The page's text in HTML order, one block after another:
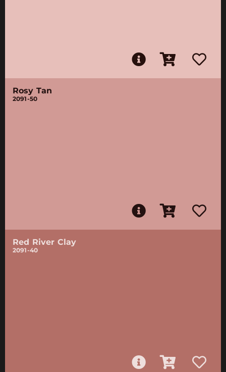
Rosy Tan
2091-50
Red River Clay
2091-40